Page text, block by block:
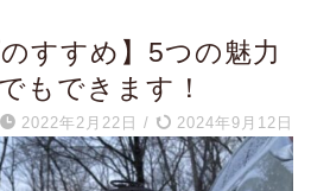
すすめ】5つの魅力
もできます！
2022年2月22日 / 2024年9月12日